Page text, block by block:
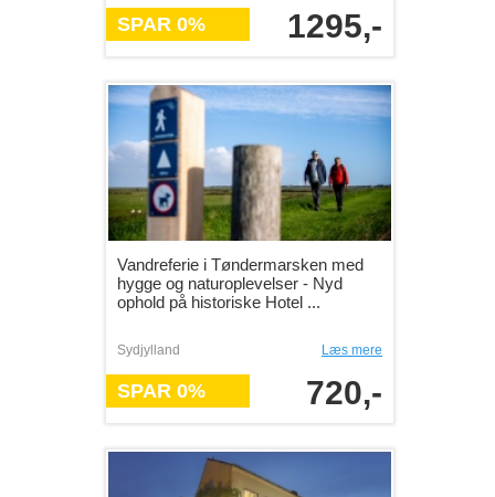
SPAR 0% 1295,-
Vandreferie i Tøndermarsken med
hygge og naturoplevelser - Nyd
ophold på historiske Hotel ...
Sydjylland Læs mere
SPAR 0% 720,-